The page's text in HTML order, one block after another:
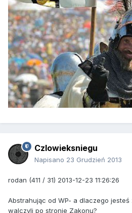
Czlowieksniegu
Napisano 23 Grudzień 2013
rodan (411 / 31) 2013-12-23 11:26:26
Abstrahując od WP- a dlaczego
walczyli po stronie Zakonu?